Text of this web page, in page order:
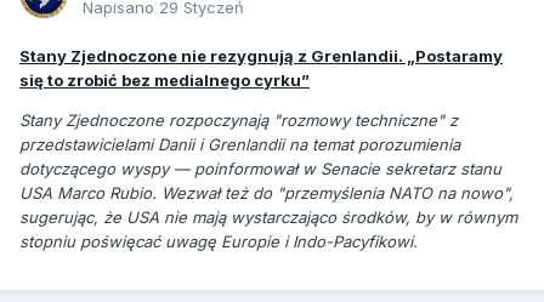
Napisano 29 Styczeń
Stany Zjednoczone nie rezygnują z Grenlandii. „Postaramy
się to zrobić bez medialnego cyrku”
Stany Zjednoczone rozpoczynają "rozmowy techniczne" z
przedstawicielami Danii i Grenlandii na temat porozumienia
dotyczącego wyspy — poinformował w Senacie sekretarz stanu
USA Marco Rubio. Wezwał też do "przemyślenia NATO na nowo",
sugerując, że USA nie mają wystarczająco środków, by w równym
stopniu poświęcać uwagę Europie i Indo-Pacyfikowi.